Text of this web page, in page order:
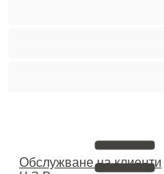
Oбслужване на клиенти